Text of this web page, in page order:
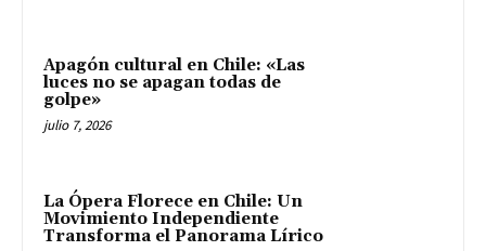
Apagón cultural en Chile: «Las
luces no se apagan todas de
golpe»
julio 7, 2026
La Ópera Florece en Chile: Un
Movimiento Independiente
Transforma el Panorama Lírico